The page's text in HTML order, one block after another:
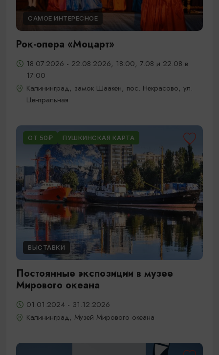
САМОЕ ИНТЕРЕСНОЕ
Рок-опера «Моцарт»
18.07.2026 - 22.08.2026, 18:00, 7.08 и 22.08 в
17:00
Калининград, замок Шаакен, пос. Некрасово, ул.
Центральная
ОТ 50₽ ПУШКИНСКАЯ КАРТА
ВЫСТАВКИ
Постоянные экспозиции в музее
Мирового океана
01.01.2024 - 31.12.2026
Калининград, Музей Мирового океана